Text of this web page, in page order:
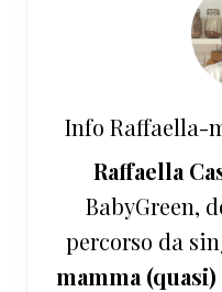
Info Raffaella-
Raffaella
BabyGreen,
percorso da
mamma